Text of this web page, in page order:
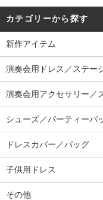
カテゴリーから探す
新作アイテム
演奏会用ドレス／ステー
演奏会用アクセサリー／
シューズ／パーティーバ
ドレスカバー／バッグ
子供用ドレス
その他